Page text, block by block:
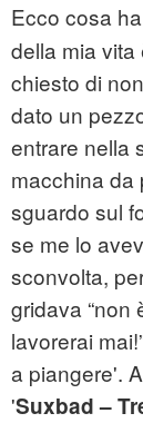
Ecco cosa
della mia
chiesto di
dato un
entrare nella
macchina da
sguardo sul
se me lo
sconvolta,
gridava “non
lavorerai
a piangere'.
'Suxbad –